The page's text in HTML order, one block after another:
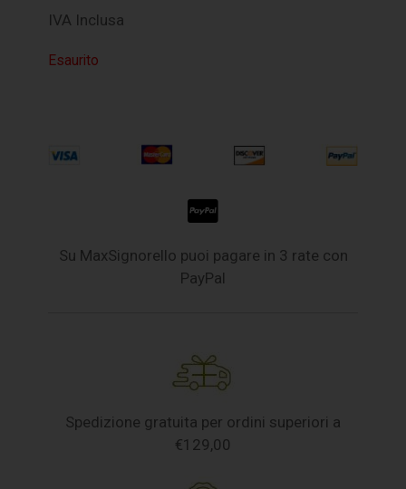
IVA Inclusa
Esaurito
Su MaxSignorello puoi pagare in 3 rate con
PayPal
Spedizione gratuita per ordini superiori a
€129,00